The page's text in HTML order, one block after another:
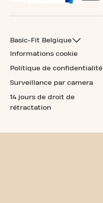
Basic-Fit Belgique
Informations cookie
Politique de confidentialité
Surveillance par camera
14 jours de droit de
rétractation